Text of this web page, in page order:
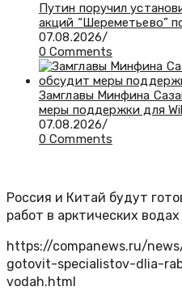
Путин поручил
акций “Шереметьево”
07.08.2026/
0 Comments
Замглавы Минфина
меры поддержки для
07.08.2026/
0 Comments
Россия и Китай будут
работ в арктических водах
https://companews.ru/
gotovit-specialistov-dlia-
vodah.html